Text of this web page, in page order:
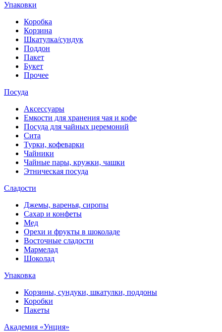
Упаковки
Коробка
Корзина
Шкатулка/сундук
Поддон
Пакет
Букет
Прочее
Посуда
Аксессуары
Емкости для хранения чая и кофе
Посуда для чайных церемоний
Сита
Турки, кофеварки
Чайники
Чайные пары, кружки, чашки
Этническая посуда
Сладости
Джемы, варенья, сиропы
Сахар и конфеты
Мед
Орехи и фрукты в шоколаде
Восточные сладости
Мармелад
Шоколад
Упаковка
Корзины, сундуки, шкатулки, поддоны
Коробки
Пакеты
Академия «Унция»